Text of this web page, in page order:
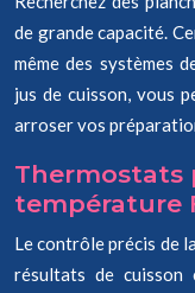
de grande capacité.
même des systèmes
jus de cuisson, vous
arroser vos
Thermostats
température
Le contrôle précis de
résultats de cuisson